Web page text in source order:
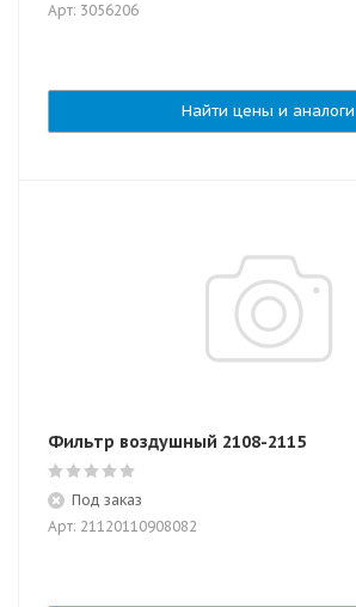
Арт: 3056206
Найти цены и аналоги
Фильтр воздушный 2108-2115
Под заказ
Арт: 21120110908082